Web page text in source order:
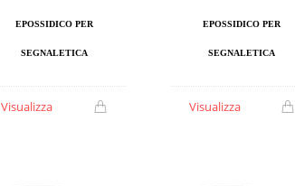
EPOSSIDICO PER
SEGNALETICA
Visualizza
EPOSSIDICO PER
SEGNALETICA
Visualizza